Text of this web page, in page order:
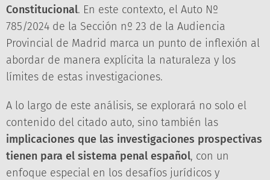
Constitucional. En este contexto, el Auto Nº
785/2024 de la Sección nº 23 de la Audiencia
Provincial de Madrid marca un punto de inflexión al
abordar de manera explícita la naturaleza y los
límites de estas investigaciones.
A lo largo de este análisis, se explorará no solo el
contenido del citado auto, sino también las
implicaciones que las investigaciones prospectivas
tienen para el sistema penal español, con un
enfoque especial en los desafíos jurídicos y